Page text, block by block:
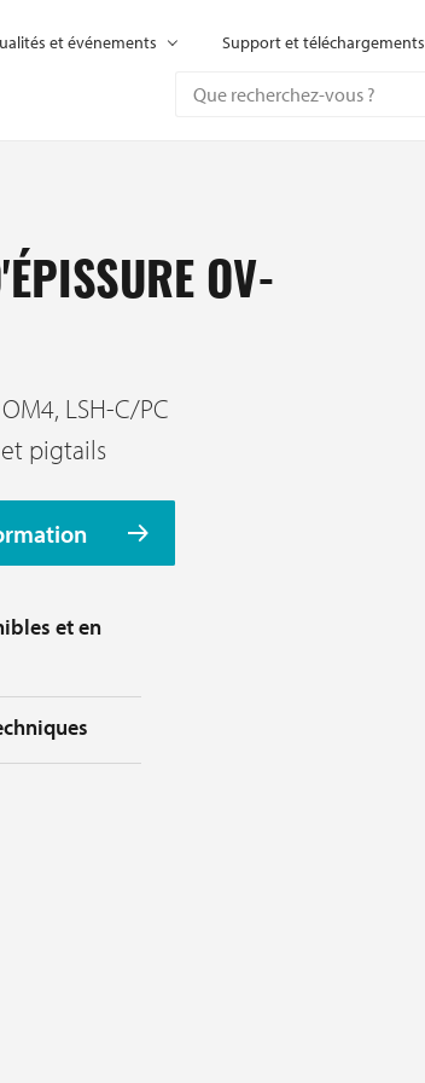
et événements Support et téléchargements
OV-
LSH-C/PC
pigtails
et en